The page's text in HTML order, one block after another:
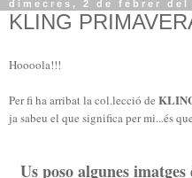
dimecres, 2 de febrer del
KLING
Hoooola!!!
Per fi ha arribat la col.lecció de
ja sabeu el que significa per mi...és
Us poso algunes